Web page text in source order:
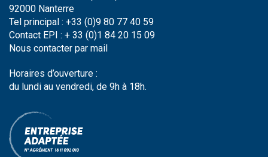
92000 Nanterre
Tel principal : +33 (0)9 80 77 40 59
Contact EPI : + 33 (0)1 84 20 15 09
Nous contacter par mail
Horaires d’ouverture :
du lundi au vendredi, de 9h à 18h.